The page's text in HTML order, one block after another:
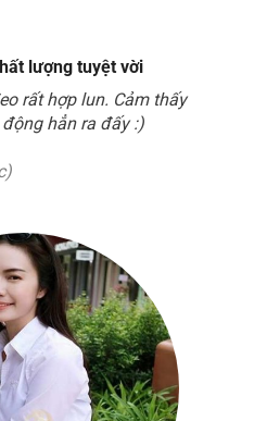
lượng tuyệt vời
rất hợp lun. Cảm thấy
hẳn ra đấy :)